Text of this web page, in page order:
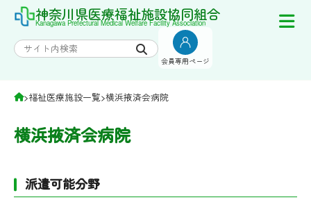
Skip
content
神奈川県医療福祉施設協同組合
Kanagawa Prefectural Medical Welfare Facility Association
会員専用ページ
>福祉医療施設一覧>横浜掖済会病院
横浜掖済会病院
派遣可能分野